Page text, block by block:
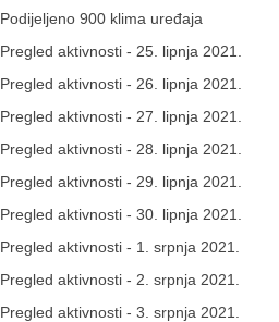
Podijeljeno 900 klima uređaja
Pregled aktivnosti - 25. lipnja 2021.
Pregled aktivnosti - 26. lipnja 2021.
Pregled aktivnosti - 27. lipnja 2021.
Pregled aktivnosti - 28. lipnja 2021.
Pregled aktivnosti - 29. lipnja 2021.
Pregled aktivnosti - 30. lipnja 2021.
Pregled aktivnosti - 1. srpnja 2021.
Pregled aktivnosti - 2. srpnja 2021.
Pregled aktivnosti - 3. srpnja 2021.